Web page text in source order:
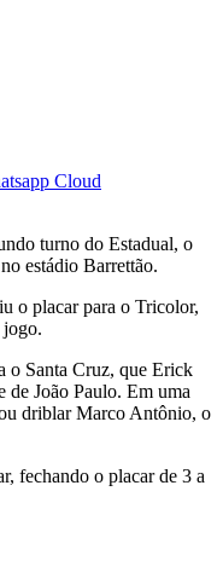
Cloud
turno do Estadual, o
estádio Barrettão.
o placar para o Tricolor,
jogo.
o Santa Cruz, que Erick
de João Paulo. Em uma
driblar Marco Antônio, o
fechando o placar de 3 a